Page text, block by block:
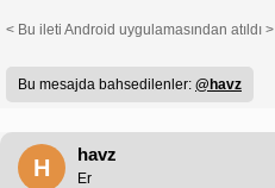
< Bu ileti Android uygulamasından atıldı >
Bu mesajda bahsedilenler: @havz
H
havz
Er